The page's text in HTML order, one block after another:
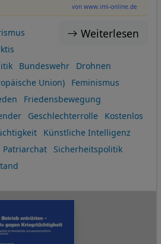
von www.imi-online.de
Weiterlesen
Bundeswehr
Drohnen
Union)
Feminismus
Friedensbewegung
Geschlechterrolle
Kostenlos
Künstliche Intelligenz
Patriarchat
Sicherheitspolitik